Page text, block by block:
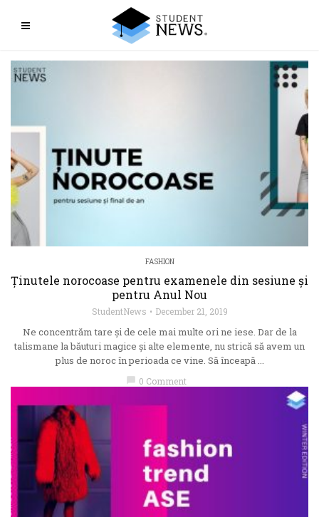
FASHION
Ținutele norocoase pentru examenele din sesiune și
pentru Anul Nou
StudentNews December 21, 2019
Ne concentrăm tare și de cele mai multe ori ne iese. Dar de la
talismane la băuturi magice și alte elemente, nu strică să avem un
plus de noroc în perioada ce vine. Să înceapă ...
chat_bubble 0 Comment